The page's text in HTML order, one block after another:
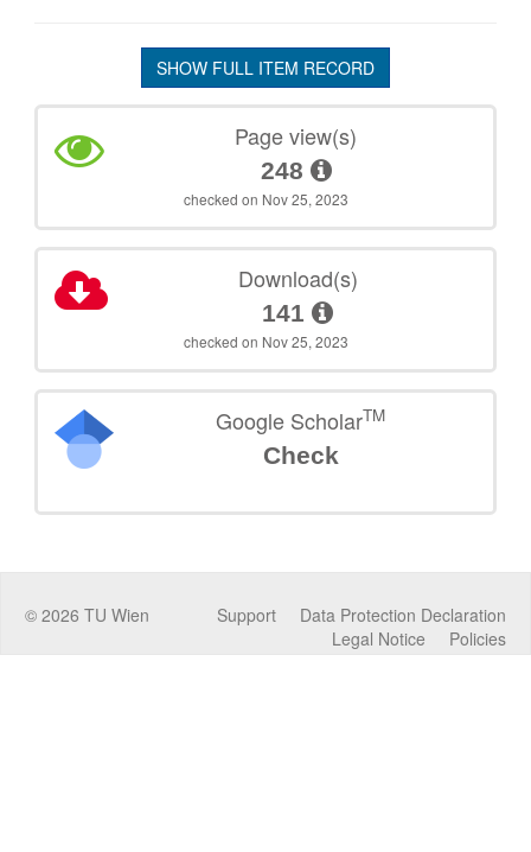
SHOW FULL ITEM RECORD
Page view(s)
248
checked on Nov 25, 2023
Download(s)
141
checked on Nov 25, 2023
Google ScholarTM
Check
© 2026 TU Wien Data Protection Declaration
Support
Policies
Legal Notice